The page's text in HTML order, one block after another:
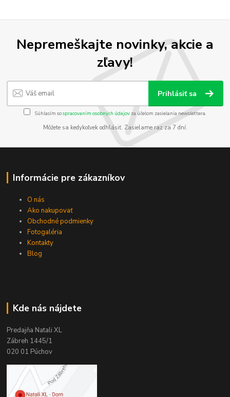
Nepremeškajte novinky, akcie a
zľavy!
Prihlásiť sa
Súhlasím sospracovaním osobných údajov za účelom zasielania newslettera.
Môžete sa kedykoľvek odhlásiť. Zasielame raz za 7 dní.
Informácie pre zákazníkov
O nás
Ako nakupovať
Obchodné podmienky
Fotogaléria
Kontakty
Blog
Kde nás nájdete
Predajňa Natali XL
Zábreh 1445/1
020 01 Púchov